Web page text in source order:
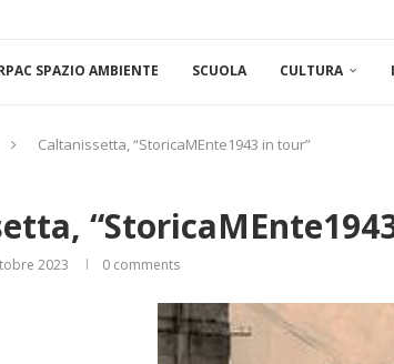
SPAZIO AMBIENTE SCUOLA CULTURA
Caltanissetta, “StoricaMEnte1943 in tour”
2023 0 comments